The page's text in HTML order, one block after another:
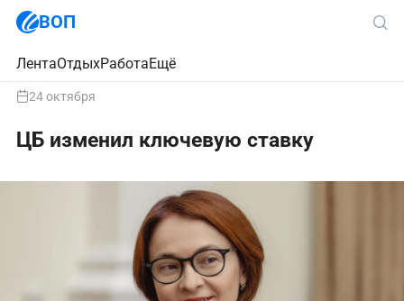
ВОП
ЛентаОтдыхРаботаЕщё
24 октября
ЦБ изменил ключевую ставку